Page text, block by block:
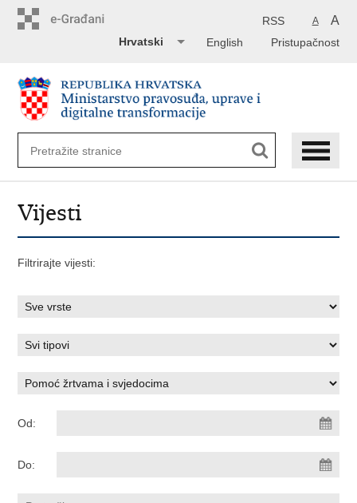
A A
RSS
Pristupačnost
English
Hrvatski
Vijesti
Filtrirajte vijesti:
Od:
Do: